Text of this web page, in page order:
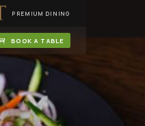
PREMIUM DINING
BOOK A TABLE